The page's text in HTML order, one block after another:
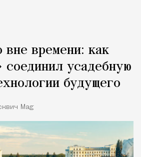
вне времени: как
соединил усадебную
будущего
Mag